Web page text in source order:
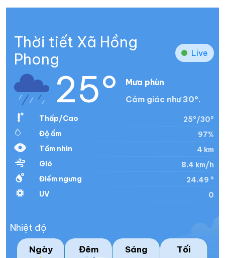
Thời tiết Xã Hồng
Phong
Live
25°
Mưa phùn
Cảm giác như 30°.
Thấp/Cao
25°/30°
Độ ẩm
97%
Tầm nhìn
4 km
Gió
8.4 km/h
Điểm ngưng
24.49 °
UV
0
Nhiệt độ
Ngày Đêm Sáng Tối